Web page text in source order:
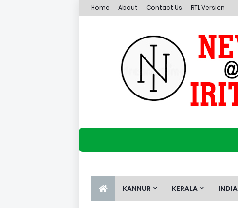
Home About Contact Us RTL Version
KANNUR KERALA INDIA